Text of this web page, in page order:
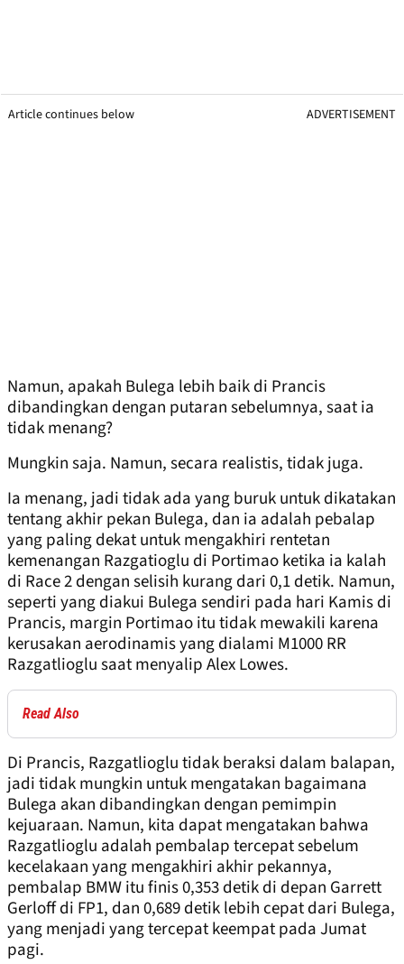
Article continues below ADVERTISEMENT
Namun, apakah Bulega lebih baik di Prancis
dibandingkan dengan putaran sebelumnya, saat ia
tidak menang?
Mungkin saja. Namun, secara realistis, tidak juga.
Ia menang, jadi tidak ada yang buruk untuk dikatakan
tentang akhir pekan Bulega, dan ia adalah pebalap
yang paling dekat untuk mengakhiri rentetan
kemenangan Razgatioglu di Portimao ketika ia kalah
di Race 2 dengan selisih kurang dari 0,1 detik. Namun,
seperti yang diakui Bulega sendiri pada hari Kamis di
Prancis, margin Portimao itu tidak mewakili karena
kerusakan aerodinamis yang dialami M1000 RR
Razgatlioglu saat menyalip Alex Lowes.
Read Also
Di Prancis, Razgatlioglu tidak beraksi dalam balapan,
jadi tidak mungkin untuk mengatakan bagaimana
Bulega akan dibandingkan dengan pemimpin
kejuaraan. Namun, kita dapat mengatakan bahwa
Razgatlioglu adalah pembalap tercepat sebelum
kecelakaan yang mengakhiri akhir pekannya,
pembalap BMW itu finis 0,353 detik di depan Garrett
Gerloff di FP1, dan 0,689 detik lebih cepat dari Bulega,
yang menjadi yang tercepat keempat pada Jumat
pagi.